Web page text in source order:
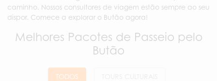
caminho. Nossos consultores de viagem estão sempre ao seu
dispor. Comece a explorar o Butão agora!
Melhores Pacotes de Passeio pelo
Butão
TODOS